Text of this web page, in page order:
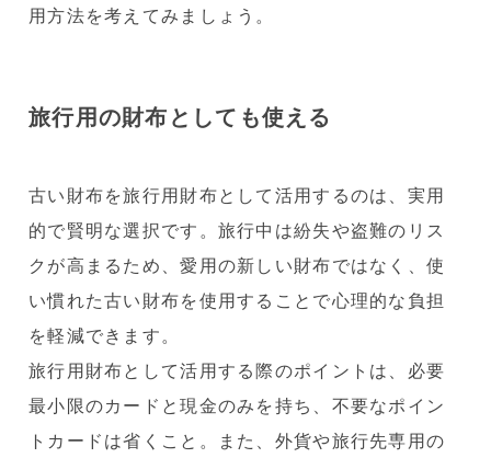
用方法を考えてみましょう。
旅行用の財布としても使える
古い財布を旅行用財布として活用するのは、実用
的で賢明な選択です。旅行中は紛失や盗難のリス
クが高まるため、愛用の新しい財布ではなく、使
い慣れた古い財布を使用することで心理的な負担
を軽減できます。
旅行用財布として活用する際のポイントは、必要
最小限のカードと現金のみを持ち、不要なポイン
トカードは省くこと。また、外貨や旅行先専用の